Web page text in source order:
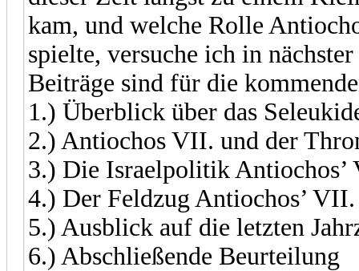
kam, und welche Rolle
spielte, versuche ich in
Beiträge sind für die
1.) Überblick über das
2.) Antiochos VII. und der
3.) Die Israelpolitik
4.) Der Feldzug Antiochos’
5.) Ausblick auf die letzten
6.) Abschließende Beurteilung